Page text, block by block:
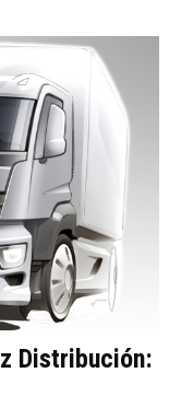
Distribución: